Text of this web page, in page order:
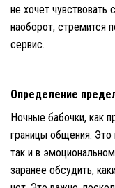
не хочет
наоборот, стремится
сервис.
Определение
Ночные бабочки, как
границы общения.
так и в
заранее обсудить,